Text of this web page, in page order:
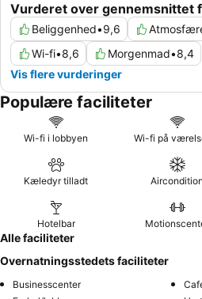
Vurderet over gennemsnittet
Beliggenhed•9,6
Wi-fi•8,6 Morgenmad•8,4
Vis flere vurderinger
Populære faciliteter
Wi-fi i lobbyen Wi-fi på
Kæledyr tilladt Aircondition
Hotelbar
Alle faciliteter
Overnatningsstedets faciliteter
Businesscenter